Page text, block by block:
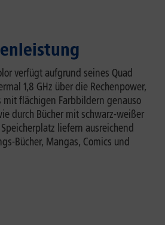
verfügt aufgrund seines Quad
1,8 GHz über die Rechenpower,
mit flächigen Farbbildern genauso
durch Bücher mit schwarz-weißer
liefern ausreichend
Bücher, Mangas, Comics und